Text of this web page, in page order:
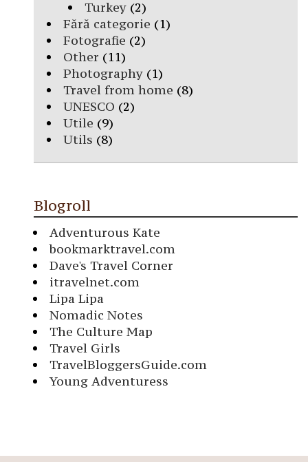
Turkey(2)
Fără categorie (1)
Fotografie (2)
Other (11)
Photography (1)
Travel from home (8)
UNESCO (2)
Utile (9)
Utils (8)
Blogroll
Adventurous Kate
bookmarktravel.com
Dave's Travel Corner
itravelnet.com
Lipa Lipa
Nomadic Notes
The Culture Map
Travel Girls
TravelBloggersGuide.com
Young Adventuress